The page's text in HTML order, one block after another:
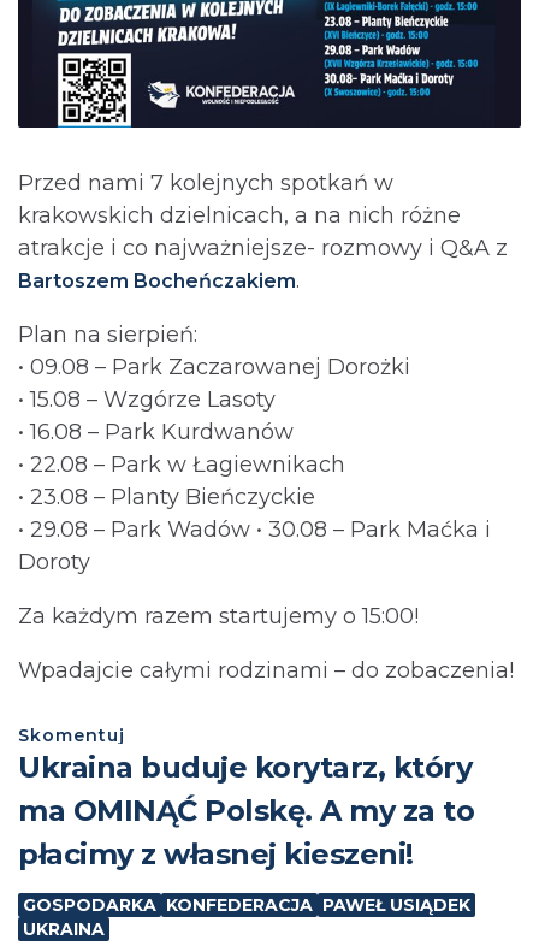
Przed nami 7 kolejnych spotkań w
krakowskich dzielnicach, a na nich różne
atrakcje i co najważniejsze- rozmowy i Q&A z
Bartoszem Bocheńczakiem.
Plan na sierpień:
• 09.08 – Park Zaczarowanej Dorożki
• 15.08 – Wzgórze Lasoty
• 16.08 – Park Kurdwanów
• 22.08 – Park w Łagiewnikach
• 23.08 – Planty Bieńczyckie
• 29.08 – Park Wadów • 30.08 – Park Maćka i
Doroty
Za każdym razem startujemy o 15:00!
Wpadajcie całymi rodzinami – do zobaczenia!
Skomentuj
Ukraina buduje korytarz, który
ma OMINĄĆ Polskę. A my za to
płacimy z własnej kieszeni!
GOSPODARKA KONFEDERACJA PAWEŁ USIĄDEK
UKRAINA